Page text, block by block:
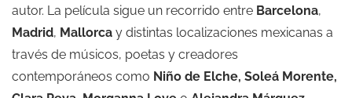
autor. La película sigue un recorrido entre Barcelona,
Madrid, Mallorca y distintas localizaciones mexicanas a
través de músicos, poetas y creadores
contemporáneos como Niño de Elche, Soleá Morente,